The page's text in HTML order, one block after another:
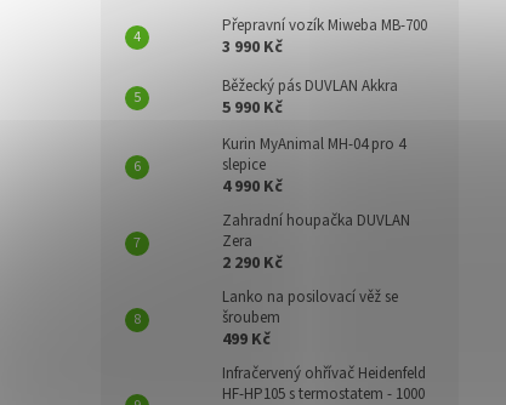
Přepravní vozík Miweba MB-700
3 990 Kč
Běžecký pás DUVLAN Akkra
5 990 Kč
Kurin MyAnimal MH-04 pro 4
slepice
4 990 Kč
Zahradní houpačka DUVLAN
Zera
2 290 Kč
Lanko na posilovací věž se
šroubem
499 Kč
Infračervený ohřívač Heidenfeld
HF-HP105 s termostatem - 1000